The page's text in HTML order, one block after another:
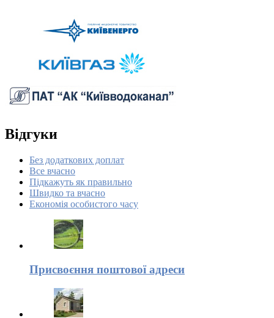
Відгуки
Без додаткових доплат
Все вчасно
Підкажуть як правильно
Швидко та вчасно
Економія особистого часу
Присвоєння поштової адреси